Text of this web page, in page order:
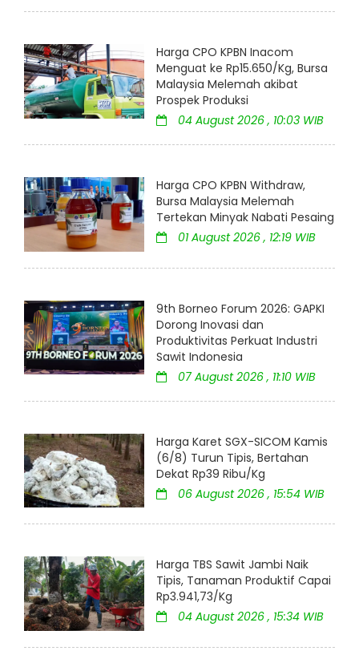
Harga CPO KPBN Inacom
Menguat ke Rp15.650/Kg, Bursa
Malaysia Melemah akibat
Prospek Produksi
04 August 2026 , 10:03 WIB
Harga CPO KPBN Withdraw,
Bursa Malaysia Melemah
Tertekan Minyak Nabati Pesaing
01 August 2026 , 12:19 WIB
9th Borneo Forum 2026: GAPKI
Dorong Inovasi dan
Produktivitas Perkuat Industri
Sawit Indonesia
07 August 2026 , 11:10 WIB
Harga Karet SGX-SICOM Kamis
(6/8) Turun Tipis, Bertahan
Dekat Rp39 Ribu/Kg
06 August 2026 , 15:54 WIB
Harga TBS Sawit Jambi Naik
Tipis, Tanaman Produktif Capai
Rp3.941,73/Kg
04 August 2026 , 15:34 WIB